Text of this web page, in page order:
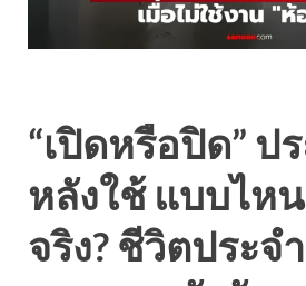
“เปิดหรือปิด” ป
หลังใช้ แบบไห
จริง? ชีวิตประจ